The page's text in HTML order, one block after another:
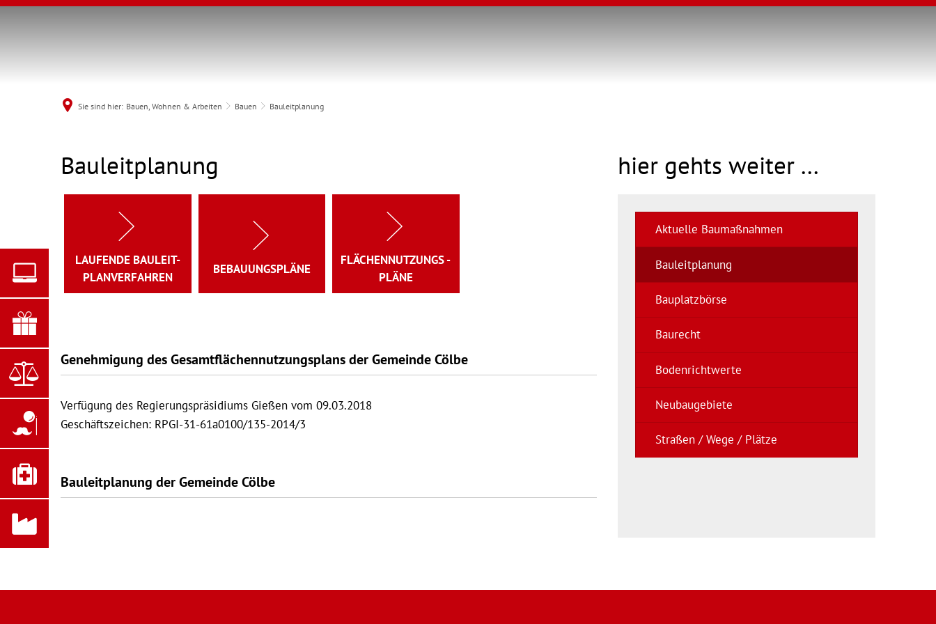
Sie sind hier: Bauen, Wohnen & Arbeiten Bauen Bauleitplanung
Bauleitplanung
Bauleitplanung
LAUFENDE BAULEIT-
PLANVERFAHREN
BEBAUUNGSPLÄNE
FLÄCHENNUTZUNGS -
PLÄNE
Genehmigung des Gesamtflächennutzungsplans der Gemeinde Cölbe
Verfügung des Regierungspräsidiums Gießen vom 09.03.2018
Geschäftszeichen: RPGI-31-61a0100/135-2014/3
Bauleitplanung der Gemeinde Cölbe
hier gehts weiter ...
Aktuelle Baumaßnahmen
Bauleitplanung
Bauplatzbörse
Baurecht
Bodenrichtwerte
Neubaugebiete
Straßen / Wege / Plätze